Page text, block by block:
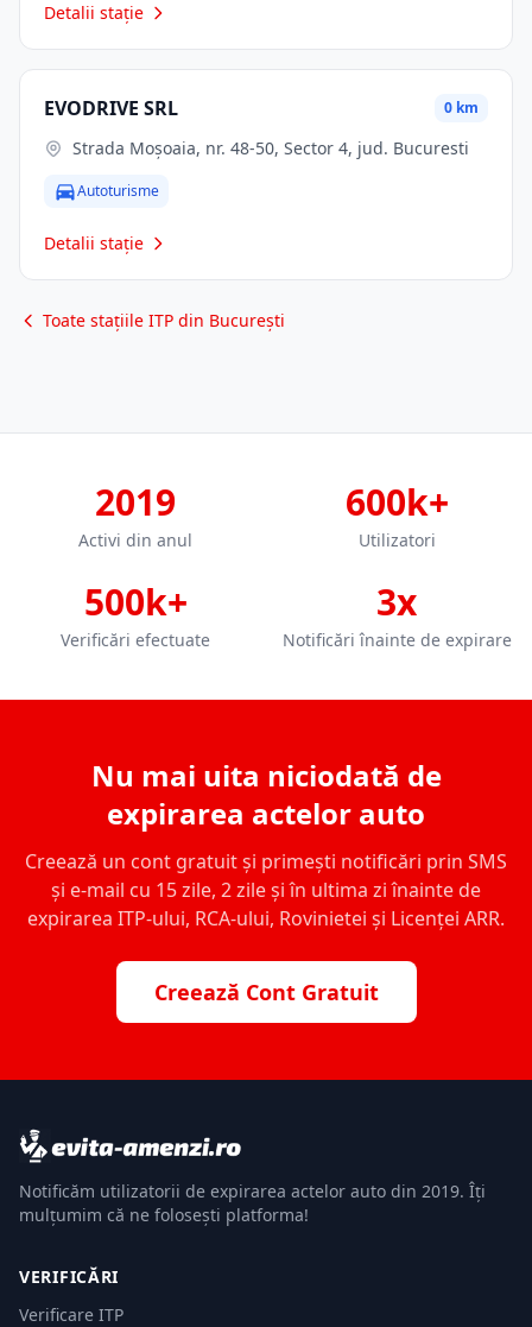
Detalii stație
EVODRIVE SRL 0 km
Strada Moșoaia, nr. 48-50, Sector 4, jud. Bucuresti
Autoturisme
Detalii stație
Toate stațiile ITP din București
2019
Activi din anul
600k+
Utilizatori
500k+
Verificări efectuate
3x
Notificări înainte de expirare
Nu mai uita niciodată de
expirarea actelor auto
Creează un cont gratuit și primești notificări prin SMS
și e-mail cu 15 zile, 2 zile și în ultima zi înainte de
expirarea ITP-ului, RCA-ului, Rovinietei și Licenței ARR.
Creează Cont Gratuit
Notificăm utilizatorii de expirarea actelor auto din 2019. Îți
mulțumim că ne folosești platforma!
VERIFICĂRI
Verificare ITP